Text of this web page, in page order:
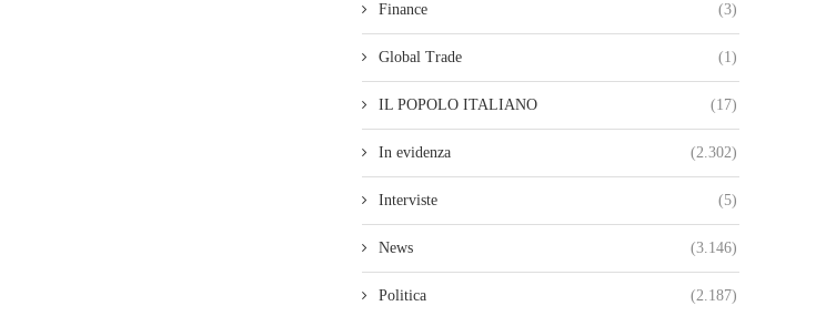
Finance (3)
Global Trade (1)
IL POPOLO ITALIANO (17)
In evidenza (2.302)
Interviste (5)
News (3.146)
Politica (2.187)